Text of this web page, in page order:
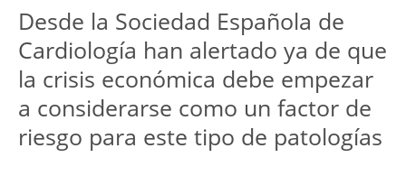
Desde la Sociedad Española de
Cardiología han alertado ya de que
la crisis económica debe empezar
a considerarse como un factor de
riesgo para este tipo de patologías